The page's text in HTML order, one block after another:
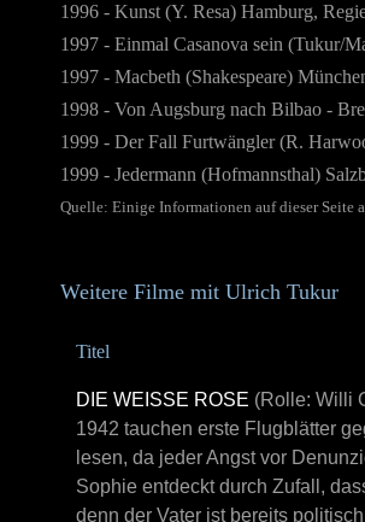
1996 - Kunst (Y. Resa) Hamburg,
1997 - Einmal Casanova sein (Tukur/
1997 - Macbeth (Shakespeare)
1998 - Von Augsburg nach Bilbao -
1999 - Der Fall Furtwängler (R.
1999 - Jedermann (Hofmannsthal)
Quelle: Einige Informationen auf dieser Seite
Weitere Filme mit Ulrich Tukur
Titel
DIE WEISSE ROSE
(Rolle: Willi
1942 tauchen erste Flugblätter
lesen, da jeder Angst vor
Sophie entdeckt durch Zufall,
denn der Vater ist bereits